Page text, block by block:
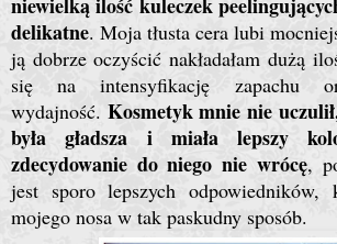
delikatne. Moja tłusta cera lubi
ją dobrze oczyścić nakładałam dużą
się na intensyfikację zapachu
wydajność. Kosmetyk mnie nie
była gładsza i miała lepszy
zdecydowanie do niego nie wrócę,
jest sporo lepszych odpowiedników,
mojego nosa w tak paskudny sposób.